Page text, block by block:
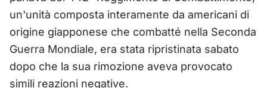
un'unità composta interamente da americani di
origine giapponese che combatté nella Seconda
Guerra Mondiale, era stata ripristinata sabato
dopo che la sua rimozione aveva provocato
simili reazioni negative.